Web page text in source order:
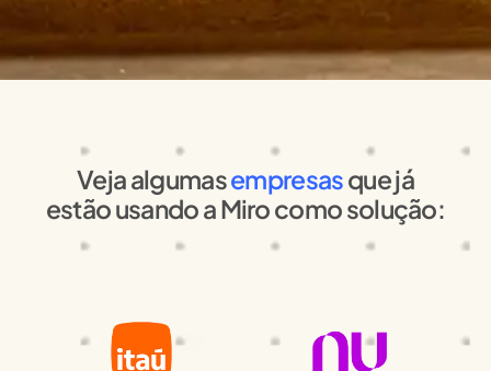
Veja algumasempresasque já
estão usando a Miro como solução: